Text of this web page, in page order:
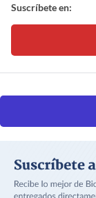
Suscríbete en: